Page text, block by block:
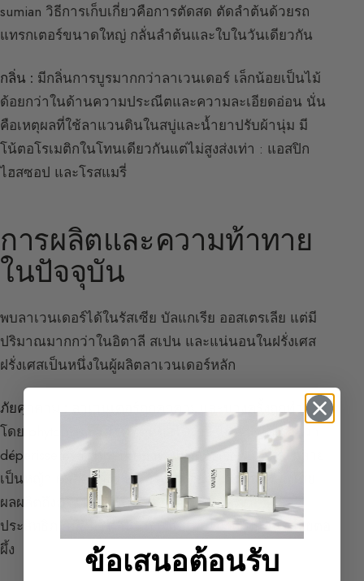
sumian วิธีการเก็บเกี่ยวคือการตัดสด ตัดลำต้นด้วยรถ
แทรกเตอร์ขนาดใหญ่ กลั่นลำต้นและใบในวันเดียวกัน
กลิ่น : มีกลิ่นการบูรมากกว่าลาเวนเดอร์ เล็กน้อยเป็นไม้
ด้อยกว่าในด้านความประณีตและความละเอียดอ่อน นั่น
คือเหตุผลที่ใช้ลาแวนดินในสบู่และน้ำยาปรับผ้านุ่ม มี
โน้ตอโรเมติกในโทนเดียวกันแต่ไม่สูงส่งเท่า : แอสปิก
ไฮสซอป และโรสแมรี่
การผลิตและความท้าทาย
ในปัจจุบัน
พบลาเวนเดอร์ได้ในรัสเซีย บัลแกเรีย ออสเตรเลีย แต่มี
ปริมาณมากกว่าในอิตาลี สเปน และแน่นอนในฝรั่งเศส
ฝรั่งเศสเป็นหนึ่งในผู้ผลิตลาเวนเดอร์หลัก
ภัยคุกคาม :ลาเวนเดอร์ถูกคุกคามและบางครั้งถูกทำลาย
โดย phytoplasma โรคที่ติดต่อได้ง่าย ในภาคใต้เรียกว่า
dépérissement ในสามปีลาเวนเดอร์จะอ่อนแอและกลาย
เป็นหญ้า ผู้ผลิตบางรายได้รับผลกระทบและอาจสูญเสีย
ผลผลิตถึงครึ่ง เดิมทีรักษาด้วยยาฆ่าแมลงที่มี
ประสิทธิภาพสูงแต่ตอนนี้ห้ามใช้เพื่อไม่ให้เป็นอันตรายต่อ
ผึ้ง
ข้อเสนอต้อนรับ